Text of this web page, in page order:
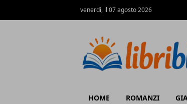
venerdì, il 07 agosto 2026
HOME ROMANZI